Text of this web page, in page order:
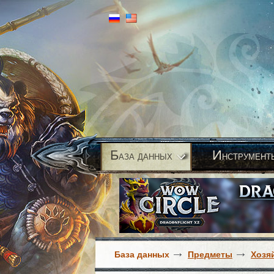
База данных И
База данных Предметы